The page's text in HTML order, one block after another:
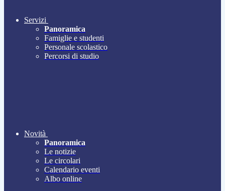
Servizi
Panoramica
Famiglie e studenti
Personale scolastico
Percorsi di studio
Novità
Panoramica
Le notizie
Le circolari
Calendario eventi
Albo online